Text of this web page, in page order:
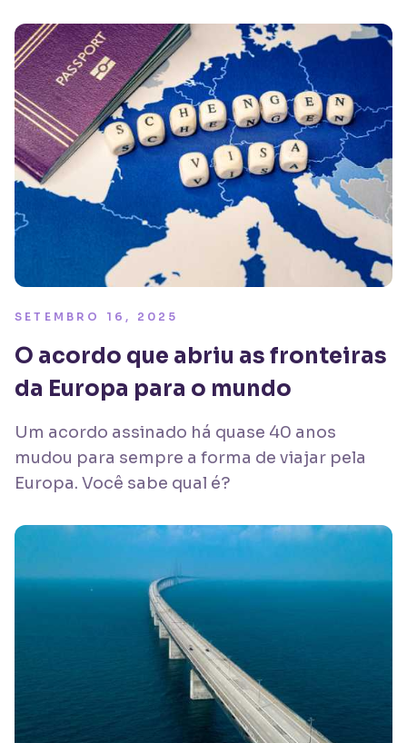
SETEMBRO 16, 2025
O acordo que abriu as fronteiras
da Europa para o mundo
Um acordo assinado há quase 40 anos
mudou para sempre a forma de viajar pela
Europa. Você sabe qual é?